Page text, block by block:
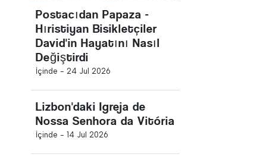
Postacıdan Papaza -
Hıristiyan Bisikletçiler
David'in Hayatını Nasıl
Değiştirdi
İçinde - 24 Jul 2026
Lizbon'daki Igreja de
Nossa Senhora da Vitória
İçinde - 14 Jul 2026